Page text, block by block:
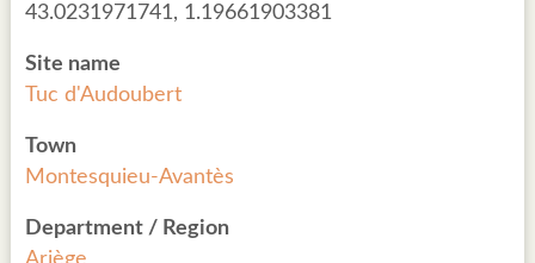
43.0231971741, 1.19661903381
Site name
Tuc d'Audoubert
Town
Montesquieu-Avantès
Department / Region